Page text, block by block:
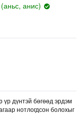
анис)
үр дүнтэй бөгөөд эрдэм
нотлогдсон болохыг